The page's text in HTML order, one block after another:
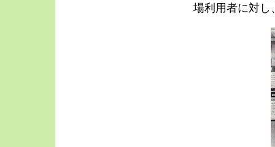
場利用者に対し